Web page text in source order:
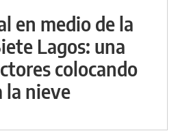
en medio de la
Lagos: una
colocando
la nieve